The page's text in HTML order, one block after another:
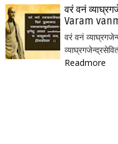
वरं वनं
Varam
वरं वनं
Readmore